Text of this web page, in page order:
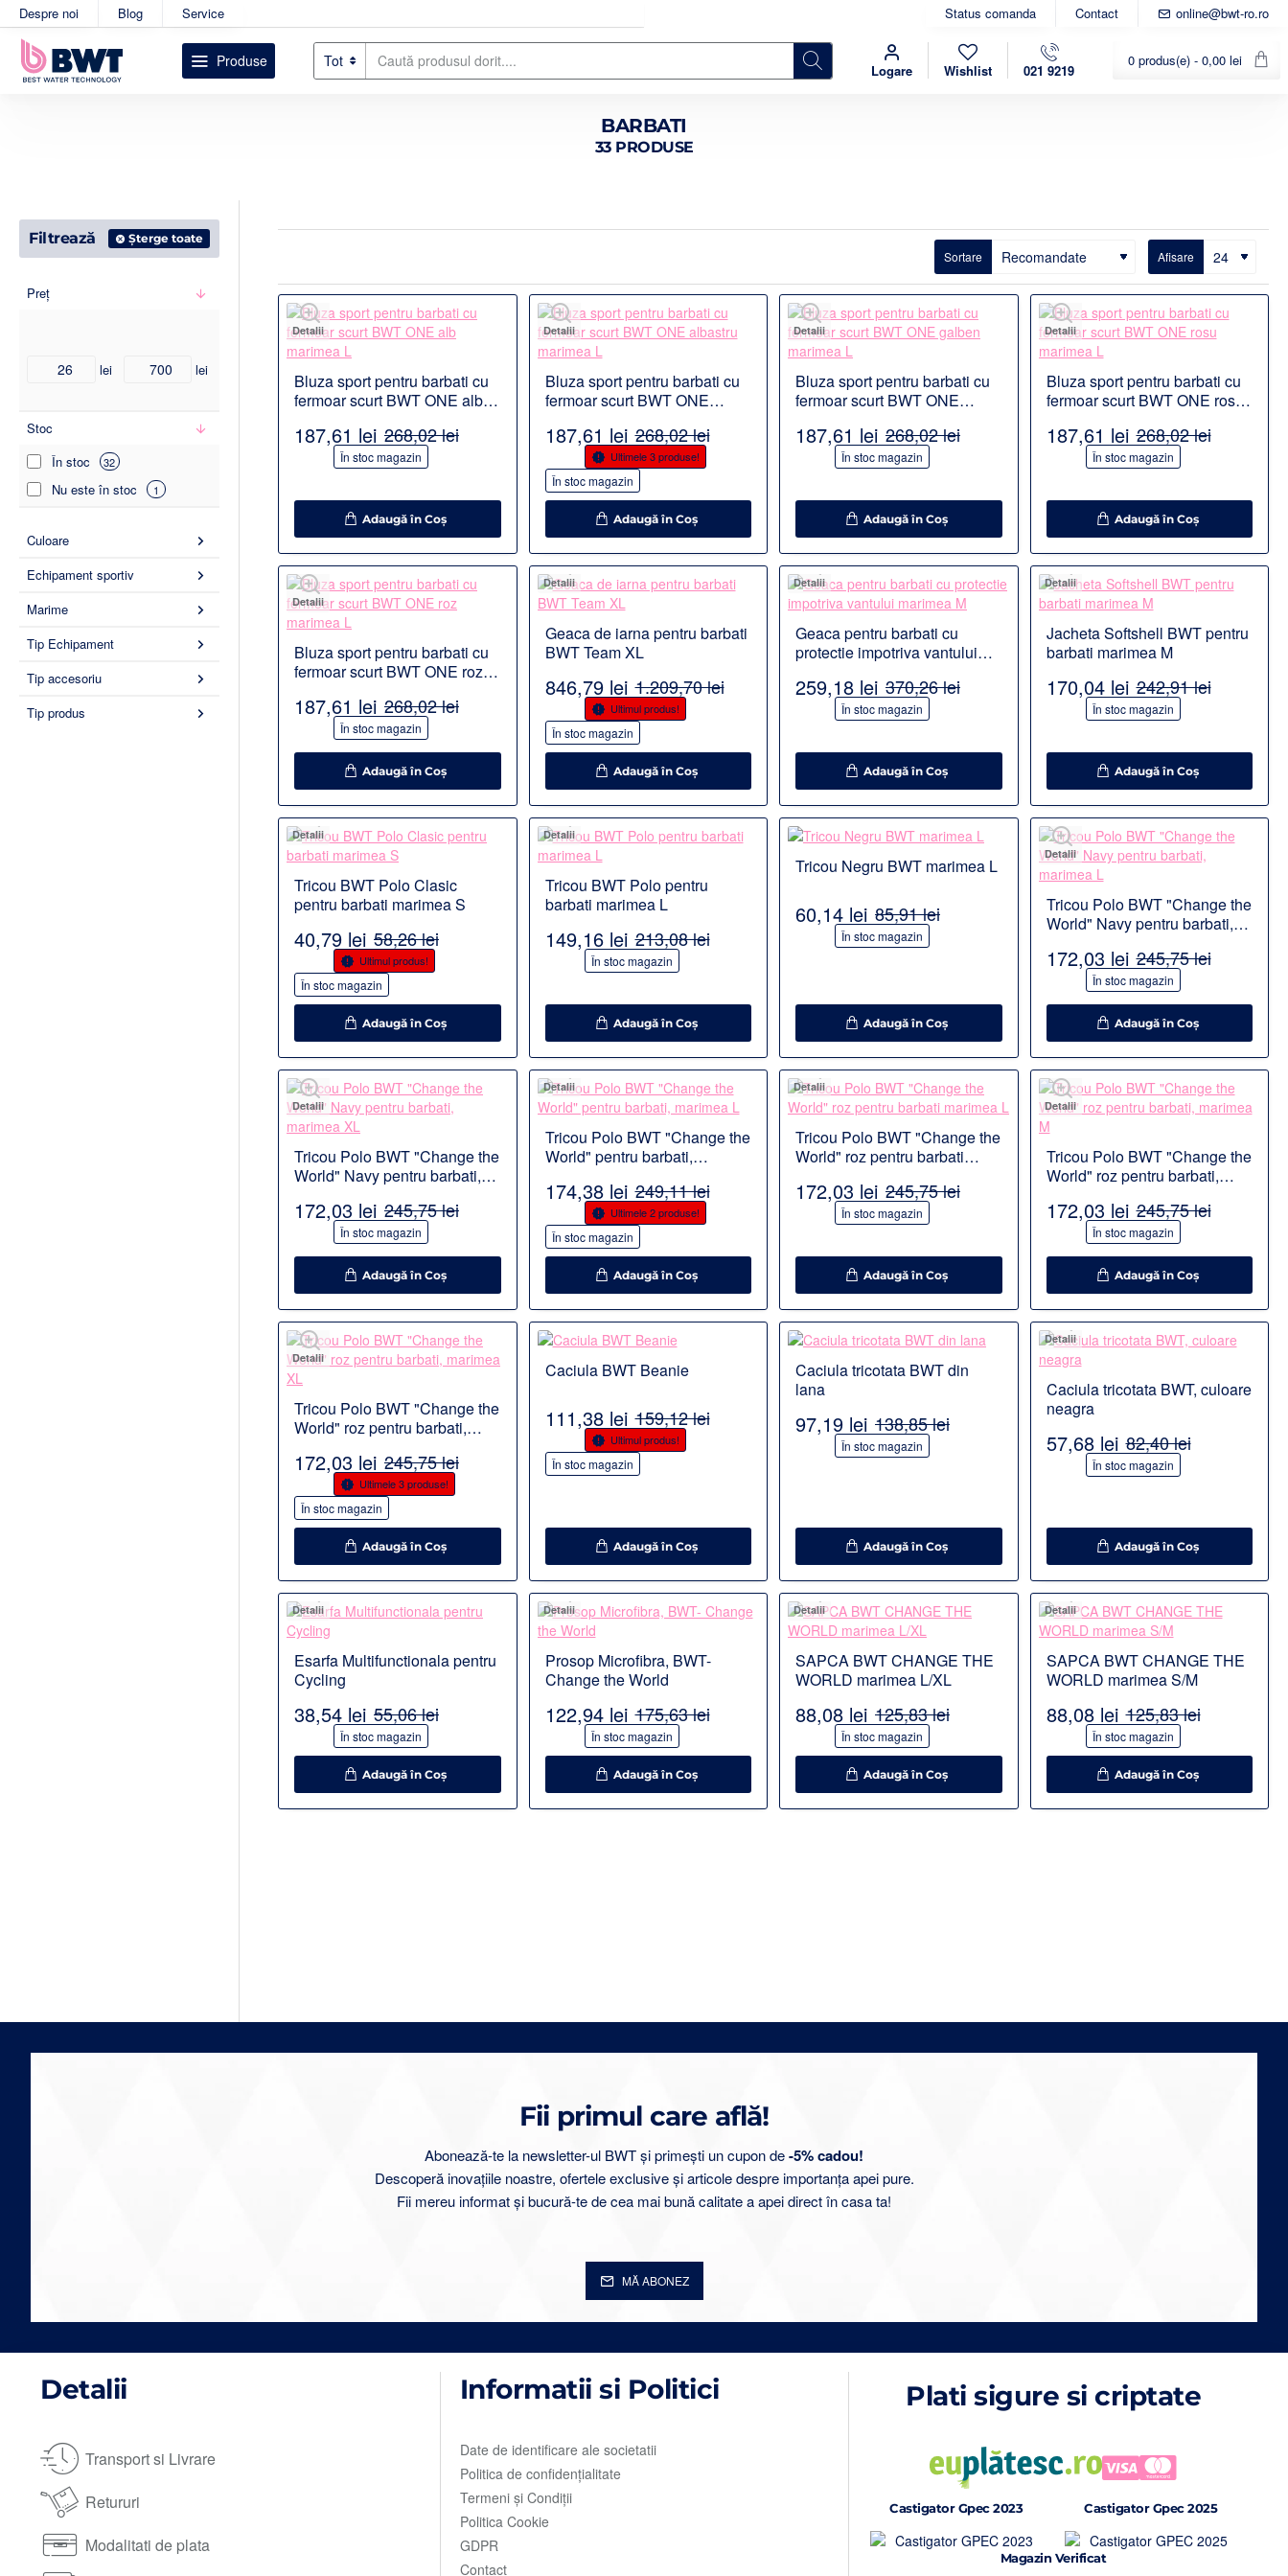
Despre noi Blog Service Status comanda Contact online@bwt-ro.ro
Produse Tot
Caută
produsul
Logare Wishlist 021 9219
0 produs(e) - 0,00 lei
BARBATI
33 PRODUSE
Filtrează Șterge toate
Preț
lei lei
Stoc
În stoc
32
Nu este în stoc 1
Culoare
Echipament sportiv
Marime
Tip Echipament
Tip accesoriu
Tip produs
Sortare Afisare
Detalii
Bluza sport pentru barbati cu
fermoar scurt BWT ONE alb
În stoc magazin
187,61 lei 268,02 lei
Adaugă în Coş
Detalii
Bluza sport pentru barbati cu
fermoar scurt BWT ONE
Ultimele 3 produse!
În stoc magazin
187,61 lei 268,02 lei
Adaugă în Coş
Detalii
Bluza sport pentru barbati cu
fermoar scurt BWT ONE
În stoc magazin
187,61 lei 268,02 lei
Adaugă în Coş
Detalii
Bluza sport pentru barbati cu
fermoar scurt BWT ONE rosu
În stoc magazin
187,61 lei 268,02 lei
Adaugă în Coş
Detalii
Bluza sport pentru barbati cu
fermoar scurt BWT ONE roz
În stoc magazin
187,61 lei 268,02 lei
Adaugă în Coş
Detalii
Geaca de iarna pentru barbati
BWT Team XL
Ultimul produs!
În stoc magazin
846,79 lei 1.209,70 lei
Adaugă în Coş
Detalii
Geaca pentru barbati cu
protectie impotriva vantului
În stoc magazin
259,18 lei 370,26 lei
Adaugă în Coş
Detalii
Jacheta Softshell BWT pentru
barbati marimea M
În stoc magazin
170,04 lei 242,91 lei
Adaugă în Coş
Detalii
Tricou BWT Polo Clasic
pentru barbati marimea S
Ultimul produs!
În stoc magazin
40,79 lei 58,26 lei
Adaugă în Coş
Detalii
Tricou BWT Polo pentru
barbati marimea L
În stoc magazin
149,16 lei 213,08 lei
Adaugă în Coş
Detalii
Tricou Negru BWT marimea L
În stoc magazin
60,14 lei 85,91 lei
Adaugă în Coş
Detalii
Tricou Polo BWT "Change the
World" Navy pentru barbati,
În stoc magazin
172,03 lei 245,75 lei
Adaugă în Coş
Detalii
Tricou Polo BWT "Change the
World" Navy pentru barbati,
În stoc magazin
172,03 lei 245,75 lei
Adaugă în Coş
Detalii
Tricou Polo BWT "Change the
World" pentru barbati,
Ultimele 2 produse!
În stoc magazin
174,38 lei 249,11 lei
Adaugă în Coş
Detalii
Tricou Polo BWT "Change the
World" roz pentru barbati
În stoc magazin
172,03 lei 245,75 lei
Adaugă în Coş
Detalii
Tricou Polo BWT "Change the
World" roz pentru barbati,
În stoc magazin
172,03 lei 245,75 lei
Adaugă în Coş
Detalii
Tricou Polo BWT "Change the
World" roz pentru barbati,
Ultimele 3 produse!
În stoc magazin
172,03 lei 245,75 lei
Adaugă în Coş
Detalii
Caciula BWT Beanie
Ultimul produs!
În stoc magazin
111,38 lei 159,12 lei
Adaugă în Coş
Detalii
Caciula tricotata BWT din
lana
În stoc magazin
97,19 lei 138,85 lei
Adaugă în Coş
Detalii
Caciula tricotata BWT, culoare
neagra
În stoc magazin
57,68 lei 82,40 lei
Adaugă în Coş
Detalii
Esarfa Multifunctionala pentru
Cycling
În stoc magazin
38,54 lei 55,06 lei
Adaugă în Coş
Detalii
Prosop Microfibra, BWT-
Change the World
În stoc magazin
122,94 lei 175,63 lei
Adaugă în Coş
Detalii
SAPCA BWT CHANGE THE
WORLD marimea L/XL
În stoc magazin
88,08 lei 125,83 lei
Adaugă în Coş
Detalii
SAPCA BWT CHANGE THE
WORLD marimea S/M
În stoc magazin
88,08 lei 125,83 lei
Adaugă în Coş
Fii primul care află!
Abonează-te la newsletter-ul BWT și primești un cupon de-5% cadou!
Descoperă inovațiile noastre, ofertele exclusive și articole despre importanța apei pure.
Fii mereu informat și bucură-te de cea mai bună calitate a apei direct în casa ta!
MĂ ABONEZ
Detalii
Transport si Livrare
Retururi
Modalitati de plata
Informatii si Politici
Date de identificare ale societatii
Politica de confidențialitate
Termeni și Condiții
Politica Cookie
GDPR
Contact
Plati sigure si criptate
Castigator Gpec 2023 Castigator Gpec 2025
Magazin Verificat